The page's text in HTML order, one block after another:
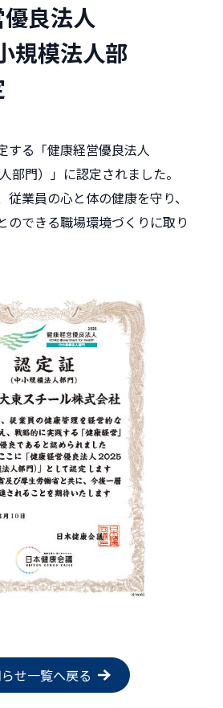
優良法人
規模法人部
する「健康経営優良法人
部門）」に認定されました。
従業員の心と体の健康を守り、
のできる職場環境づくりに取り
せ一覧へ戻る